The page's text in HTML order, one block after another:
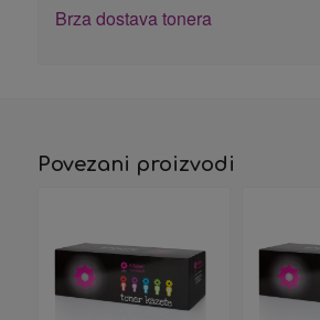
Brza dostava tonera
Povezani proizvodi